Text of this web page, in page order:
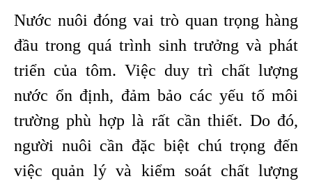
Nước nuôi đóng vai trò quan trọng hàng
đầu trong quá trình sinh trưởng và phát
triển của tôm. Việc duy trì chất lượng
nước ổn định, đảm bảo các yếu tố môi
trường phù hợp là rất cần thiết. Do đó,
người nuôi cần đặc biệt chú trọng đến
việc quản lý và kiểm soát chất lượng